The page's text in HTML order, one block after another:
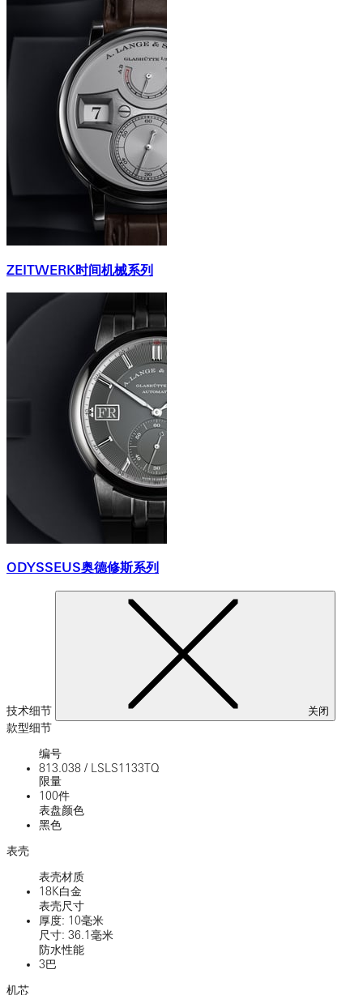
ZEITWERK时间机械系列
ODYSSEUS奥德修斯系列
技术细节 关闭
款型细节
编号
813.038 /
LSLS1133TQ
限量
100件
表盘颜色
黑色
表壳
表壳材质
18K白金
表壳尺寸
厚度: 10毫米
尺寸: 36.1毫米
防水性能
3巴
机芯